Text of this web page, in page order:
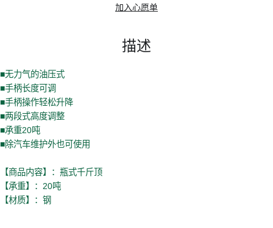
加入心愿单
描述
■无力气的油压式
■手柄长度可调
■手柄操作轻松升降
■两段式高度调整
■承重20吨
■除汽车维护外也可使用
【商品内容】：瓶式千斤顶
【承重】：20吨
【材质】：钢